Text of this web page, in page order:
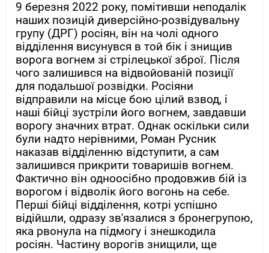
9 березня 2022 року, помітивши неподалік
наших позицій диверсійно-розвідувальну
групу (ДРГ) росіян, він на чолі одного
відділення висунувся в той бік і знищив
ворога вогнем зі стрілецької зброї. Після
чого залишився на відвойованій позиції
для подальшої розвідки. Росіяни
відправили на місце бою цілий взвод, і
наші бійці зустріли його вогнем, завдавши
ворогу значних втрат. Однак оскільки сили
були надто нерівними, Роман Русник
наказав відділенню відступити, а сам
залишився прикрити товаришів вогнем.
Фактично він одноосібно продовжив бій із
ворогом і відволік його вогонь на себе.
Перші бійці відділення, котрі успішно
відійшли, одразу зв'язалися з бронегрупою,
яка рвонула на підмогу і знешкодила
росіян. Частину ворогів знищили, ще